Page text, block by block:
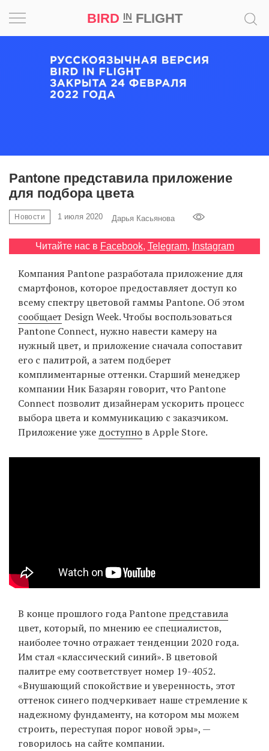
BIRD INFLIGHT
EN
UA
Pantone представила приложение
для подбора цвета
Новости 1 июля 2020 Дарья Касьянова
Читайте нас в Facebook, Telegram, Instagram
Компания Pantone разработала приложение для
смартфонов, которое предоставляет доступ ко
всему спектру цветовой гаммы Pantone. Об этом
сообщает Design Week. Чтобы воспользоваться
Pantone Connect, нужно навести камеру на
нужный цвет, и приложение сначала сопоставит
его с палитрой, а затем подберет
комплиментарные оттенки. Старший менеджер
компании Ник Базарян говорит, что Pantone
Connect позволит дизайнерам ускорить процесс
выбора цвета и коммуникацию с заказчиком.
Приложение уже доступно в Apple Store.
В конце прошлого года Pantone представила
цвет, который, по мнению ее специалистов,
наиболее точно отражает тенденции 2020 года.
Им стал «классический синий». В цветовой
палитре ему соответствует номер 19-4052.
«Внушающий спокойствие и уверенность, этот
оттенок синего подчеркивает наше стремление к
надежному фундаменту, на котором мы можем
строить, переступая порог новой эры», —
говорилось на сайте компании.